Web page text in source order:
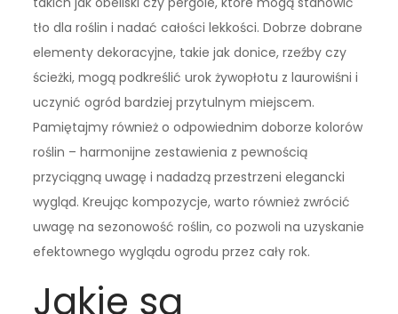
tło dla roślin i nadać całości lekkości. Dobrze dobrane
elementy dekoracyjne, takie jak donice, rzeźby czy
ścieżki, mogą podkreślić urok żywopłotu z laurowiśni i
uczynić ogród bardziej przytulnym miejscem.
Pamiętajmy również o odpowiednim doborze kolorów
roślin – harmonijne zestawienia z pewnością
przyciągną uwagę i nadadzą przestrzeni elegancki
wygląd. Kreując kompozycje, warto również zwrócić
uwagę na sezonowość roślin, co pozwoli na uzyskanie
efektownego wyglądu ogrodu przez cały rok.
Jakie są